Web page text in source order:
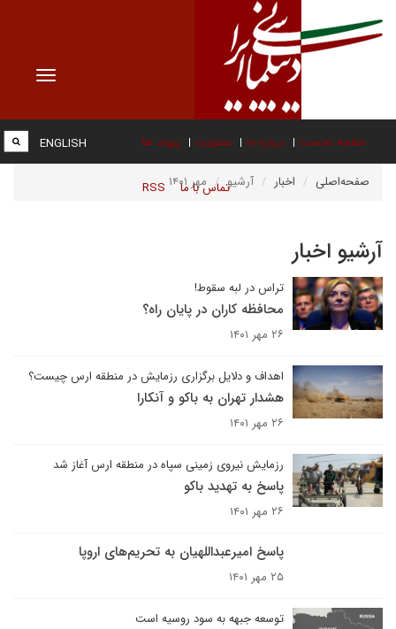
Toggle
صفحه نخست درباره ما عضویت پیوند ها
تماس با ما RSS
ENGLISH
صفحه‌اصلی اخبار آرشیو مهر ۱۴۰۱
آرشیو اخبار
تراس در لبه سقوط!
محافظه کاران در پایان راه؟
۲۶ مهر ۱۴۰۱
اهداف و دلایل برگزاری رزمایش در منطقه ارس چیست؟
هشدار تهران به باکو و آنکارا
۲۶ مهر ۱۴۰۱
رزمایش نیروی زمینی سپاه در منطقه ارس آغاز شد
پاسخ به تهدید باکو
۲۶ مهر ۱۴۰۱
پاسخ امیرعبداللهیان به تحریم‌های اروپا
۲۵ مهر ۱۴۰۱
توسعه جبهه به سود روسیه است